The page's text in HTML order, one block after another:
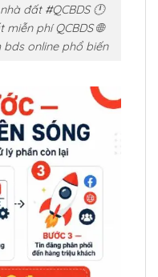
đất #QCBDS 🕛
phí QCBDS 🌐
online phổ biến